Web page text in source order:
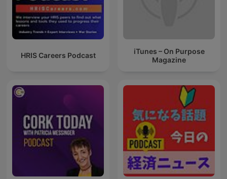
HRIS Careers Podcast
iTunes – On Purpose
Magazine